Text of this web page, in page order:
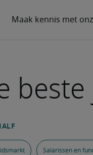
Salarissen en